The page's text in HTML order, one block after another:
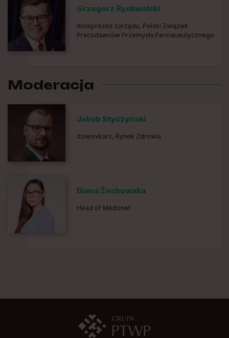
Grzegorz Rychwalski
wiceprezes zarządu, Polski Związek
Pracodawców Przemysłu Farmaceutycznego
Moderacja
Jakub Styczyński
dziennikarz, Rynek Zdrowia
Diana Żochowska
Head of Medonet